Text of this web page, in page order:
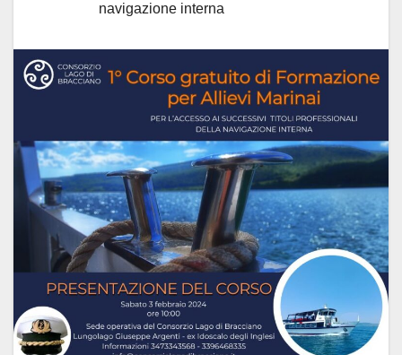
navigazione interna